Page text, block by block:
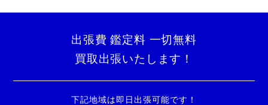
出張費 鑑定料 一切無料
買取出張いたします！
下記地域は即日出張可能です！